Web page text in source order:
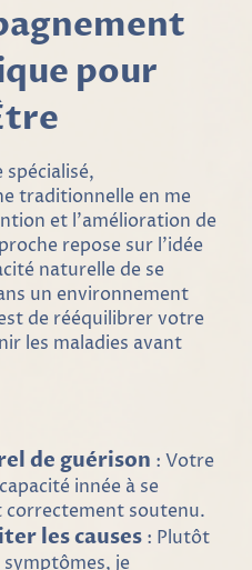
pour
traditionnelle en me
et l'amélioration de
repose sur l'idée
naturelle de se
un environnement
de rééquilibrer votre
les maladies avant
de guérison : Votre
innée à se
soutenu.
les causes : Plutôt
symptômes, je